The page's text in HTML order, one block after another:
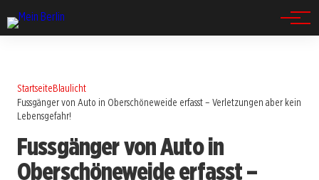
StartseiteBlaulicht
Fussgänger von Auto in Oberschöneweide erfasst – Verletzungen aber kein
Lebensgefahr!
Fussgänger von Auto in
Oberschöneweide erfasst –